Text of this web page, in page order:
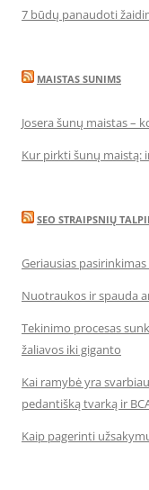
7 būdų panaudoti
MAISTAS SUNIMS
Josera šunų maistas –
Kur pirkti šunų maistą:
SEO STRAIPSNIŲ
Geriausias
Nuotraukos ir spauda
Tekinimo procesas
žaliavos iki giganto
Kai ramybė yra
pedantišką tvarką ir
Kaip pagerinti